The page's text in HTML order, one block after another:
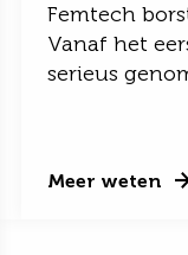
Femtech
Vanaf het
serieus
Meer weten